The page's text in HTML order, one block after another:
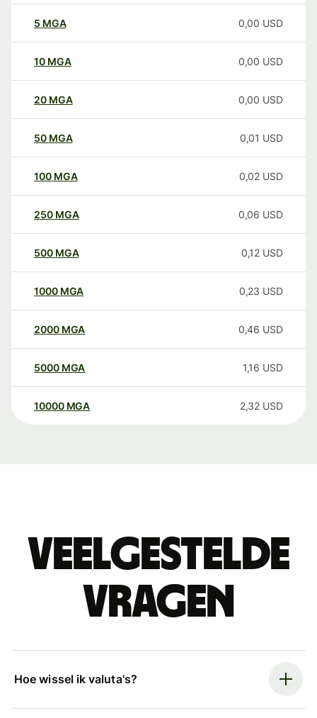
5 MGA 0,00 USD
10 MGA 0,00 USD
20 MGA 0,00 USD
50 MGA 0,01 USD
100 MGA 0,02 USD
250 MGA 0,06 USD
500 MGA 0,12 USD
1000 MGA 0,23 USD
2000 MGA 0,46 USD
5000 MGA 1,16 USD
10000 MGA 2,32 USD
Veelgestelde
vragen
Hoe wissel ik valuta's?